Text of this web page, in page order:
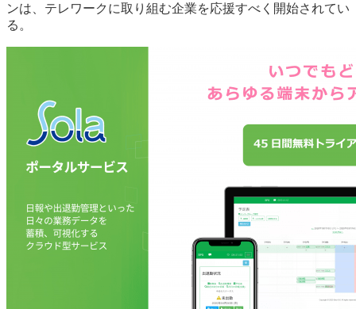
ンは、テレワークに取り組む企業を応援すべく開始されてい
る。